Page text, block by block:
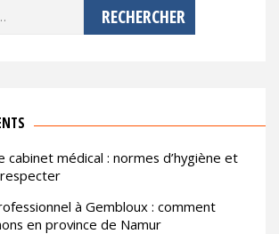
cabinet médical : normes d’hygiène et
à Gembloux : comment
en province de Namur